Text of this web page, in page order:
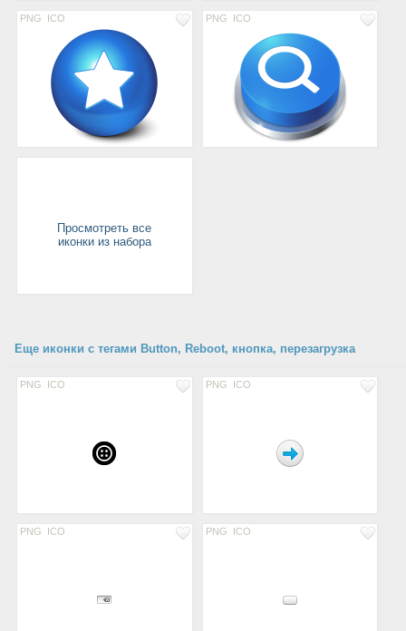
PNG ICO PNG ICO
Просмотреть все
иконки из набора
Еще иконки с тегами Button, Reboot, кнопка, перезагрузка
PNG ICO PNG ICO
PNG ICO PNG ICO